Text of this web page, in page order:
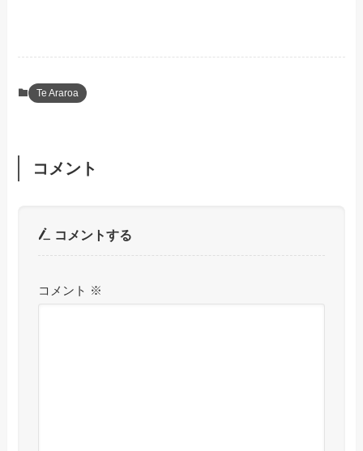
Te Araroa
コメント
コメントする
コメント ※